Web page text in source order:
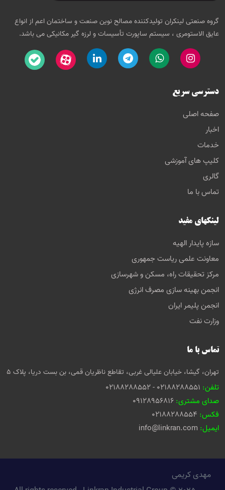
گروه صنعتی لینکران تولیدکننده مصالح نوین صنعت و ساختمان اعم از انواع
عایق الاستومری ، سیستم ساپورت تأسیسات و لرزه گیر مکانیکی می باشد.
دسترسی سریع
صفحه اصلی
اخبار
خدمات
کلیپ های آموزشی
گالری
تماس با ما
لینکهای مفید
سازه پایدار الهیه
معاونت علمی ریاست جمهوری
مرکز تحقیقات راه، مسکن و شهرسازی
انجمن بهینه سازی مصرف انرژی
انجمن پلیمر ایران
وزارت نفت
تماس با ما
تهران، گیشا، خیابان علیالی غربی، تقاطع ناظریان قمی، بن بست دریا، پلاک 5
تلفن: 02188288551 - 02188288552
صدای مشتری: 09128956816
فکس: 02188288554
ایمیل: info@linkran.com
مهدی کریمی